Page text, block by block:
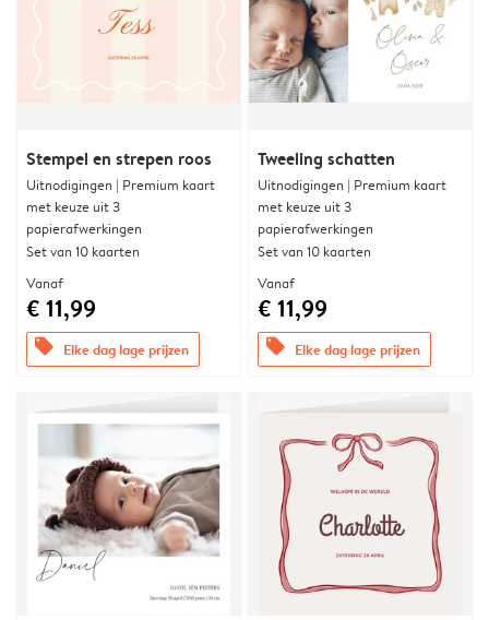
Stempel en strepen roos
Uitnodigingen | Premium kaart
met keuze uit 3
papierafwerkingen
Set van 10 kaarten
Vanaf
€ 11,99
offers Elke dag lage prijzen
Tweeling schatten
Uitnodigingen | Premium kaart
met keuze uit 3
papierafwerkingen
Set van 10 kaarten
Vanaf
€ 11,99
offers Elke dag lage prijzen